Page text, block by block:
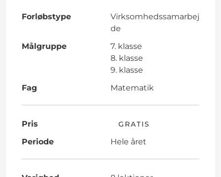
Forløbstype
Virksomhedssamarbej
de
Målgruppe
7. klasse
8. klasse
9. klasse
Fag
Matematik
Pris GRATIS
Periode Hele året